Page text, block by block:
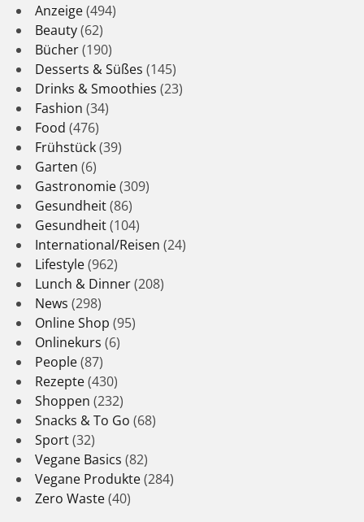
Anzeige(494)
Beauty(62)
Bücher(190)
Desserts & Süßes (145)
Drinks & Smoothies (23)
Fashion (34)
Food (476)
Frühstück(39)
Garten (6)
Gastronomie(309)
Gesundheit(86)
Gesundheit(104)
International/Reisen (24)
Lifestyle(962)
Lunch & Dinner(208)
News (298)
Online Shop (95)
Onlinekurs (6)
People(87)
Rezepte(430)
Shoppen (232)
Snacks & To Go (68)
Sport(32)
Vegane Basics (82)
Vegane Produkte(284)
Zero Waste(40)